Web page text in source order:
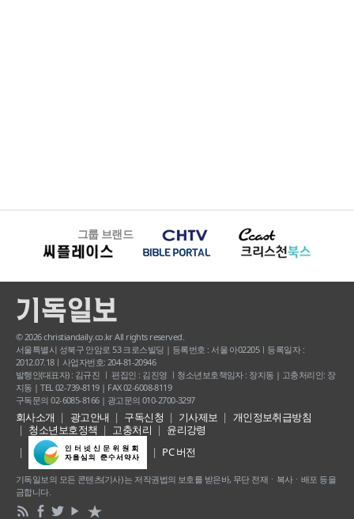
그룹 브랜드
© 2026 christiandaily.co.kr All rights reserved.
서울특별시 성북구 안암로 53 크로스빌딩 | 등록번호 : 서울 아02205ㅣ등록일자 :
2012.07.18ㅣ사업자번호: 204-81-20946
발행인(대표자) : 김규진 ㅣ 편집인 : 김진영 ㅣ청소년보호책임자 : 장지동 | 고충처리인: 장
지동 | TEL 02-739-8119 | FAX 02-6008-8119
구독문의 02-6085-8166 | 광고문의 010-2700-3297
회사소개 광고안내 구독신청 기사제보
개인정보취급방침
청소년보호정책
고충처리
윤리강령
PC 버전
기독일보의 모든 콘텐츠(기사) 는 저작권법의 보호를 받은바, 무단 전재ㆍ복사ㆍ배포 등을
금합니다.